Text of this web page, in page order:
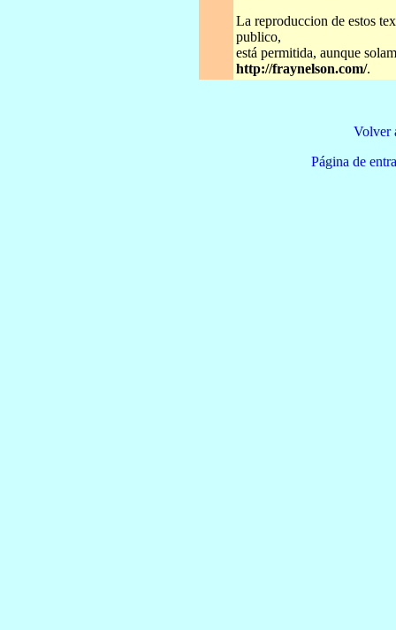
La reproduccion de estos
publico,
está permitida, aunque
http://fraynelson.com/.
Volver
Página de